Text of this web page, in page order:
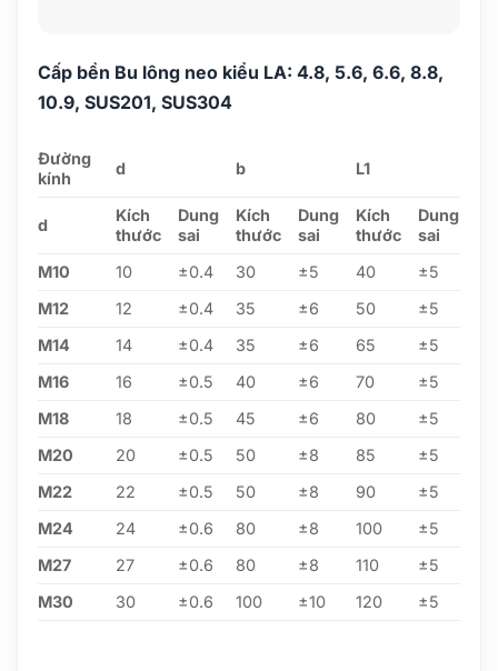
Cấp bền Bu lông neo kiểu LA: 4.8, 5.6, 6.6, 8.8,
10.9, SUS201, SUS304
Đường
kính
d b L1
d
Kích
thước
Dung
sai
Kích
thước
Dung
sai
Kích
thước
Dung
sai
M10
10 ±0.4 30 ±5 40
±5
M12
12 ±0.4 35 ±6 50
±5
M14
14 ±0.4 35 ±6 65
±5
M16
16 ±0.5 40 ±6 70
±5
M18
18 ±0.5 45 ±6 80
±5
M20
20 ±0.5 50 ±8 85
±5
M22
22 ±0.5 50 ±8 90
±5
M24
24 ±0.6 80 ±8 100
±5
M27
27 ±0.6 80 ±8 110
±5
M30
30 ±0.6 100 ±10 120 ±5